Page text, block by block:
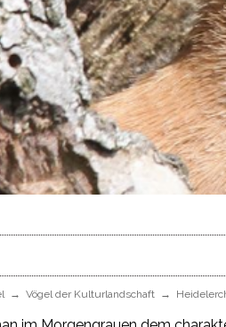
Vögel der Kulturlandschaft